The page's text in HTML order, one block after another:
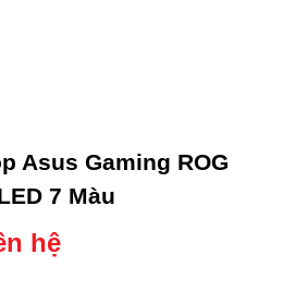
Asus Gaming ROG
7 Màu
hệ